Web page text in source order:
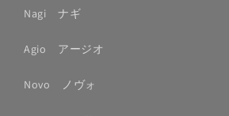
Nagi ナギ
Agio アージオ
Novo ノヴォ